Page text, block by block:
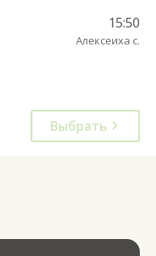
15:50
Алексеиха с.
Выбрать